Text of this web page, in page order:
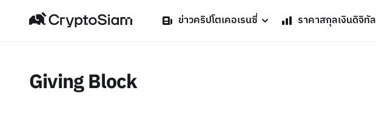
ข่าวคริปโตเคอเรนซี่ ราคาสกุลเงินดิจิทัล
Giving Block